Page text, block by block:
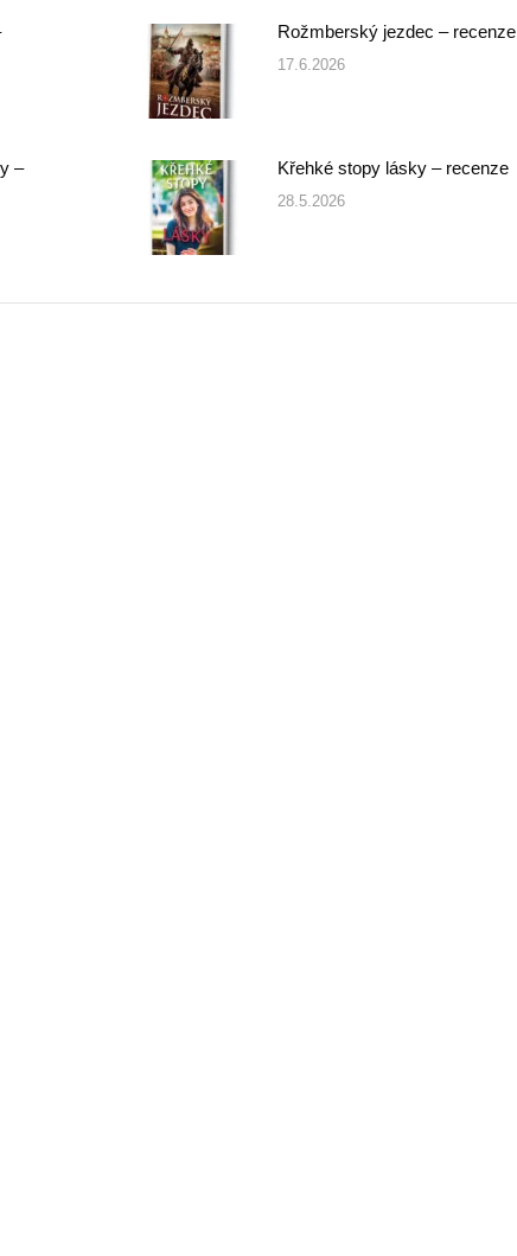
Rožmberský jezdec – recenze
17.6.2026
–
Křehké stopy lásky – recenze
28.5.2026